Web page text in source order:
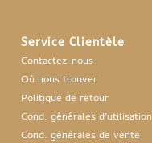
Service Clientèle
Contactez-nous
Où nous trouver
Politique de retour
Cond. générales d’utilisation
Cond. générales de vente